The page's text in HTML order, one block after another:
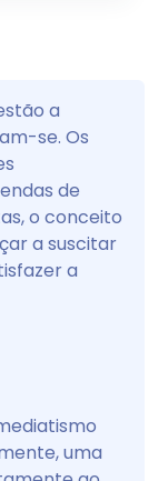
a
se. Os
de
o conceito
a suscitar
a
uma